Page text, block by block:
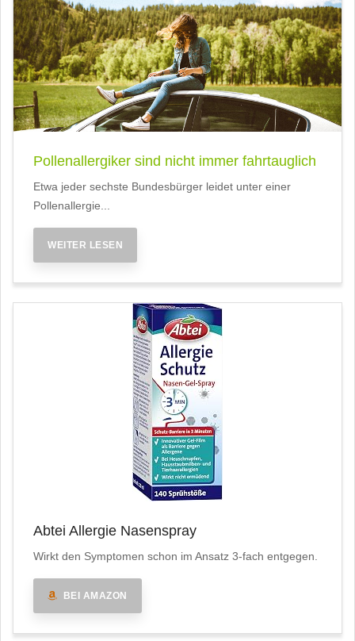
Pollenallergiker sind nicht immer fahrtauglich
Etwa jeder sechste Bundesbürger leidet unter einer
Pollenallergie...
WEITER LESEN
Abtei Allergie Nasenspray
Wirkt den Symptomen schon im Ansatz 3-fach entgegen.
BEI AMAZON